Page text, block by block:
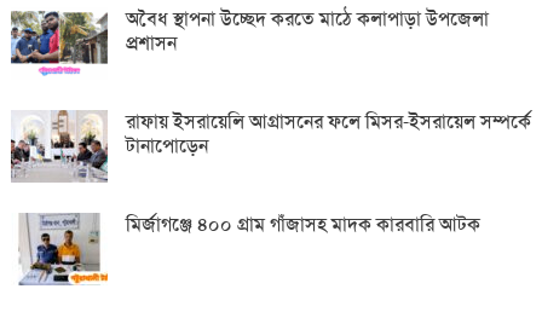
অবৈধ স্থাপনা উচ্ছেদ করতে মাঠে কলাপাড়া উপজেলা
প্রশাসন
রাফায় ইসরায়েলি আগ্রাসনের ফলে মিসর-ইসরায়েল সম্পর্কে
টানাপোড়েন
মির্জাগঞ্জে ৪০০ গ্রাম গাঁজাসহ মাদক কারবারি আটক